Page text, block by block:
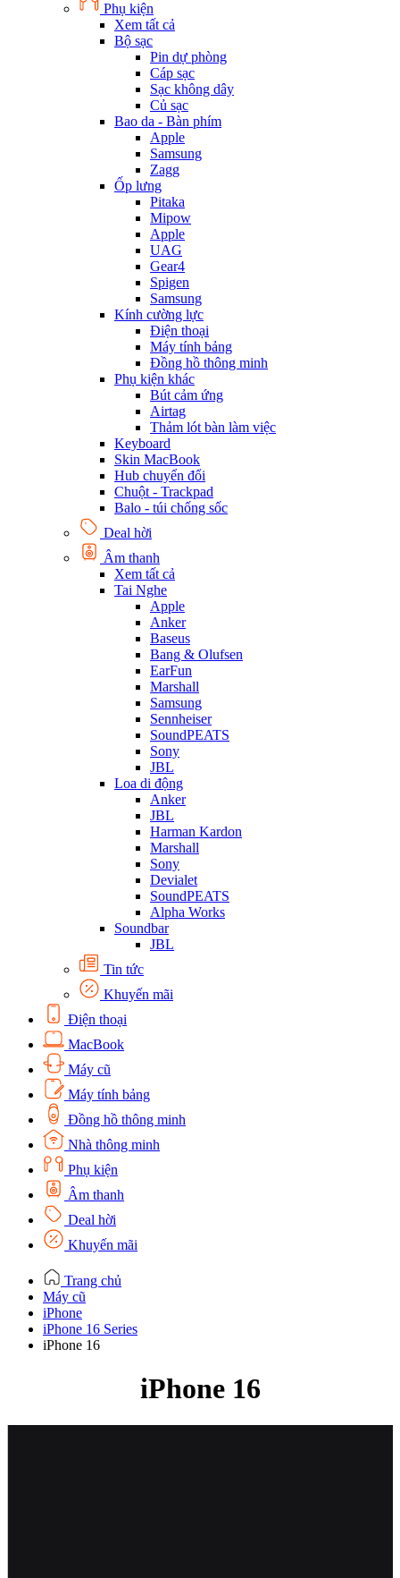
Phụ kiện
Xem tất cả
Bộ sạc
Pin dự phòng
Cáp sạc
Sạc không dây
Củ sạc
Bao da - Bàn phím
Apple
Samsung
Zagg
Ốp lưng
Pitaka
Mipow
Apple
UAG
Gear4
Spigen
Samsung
Kính cường lực
Điện thoại
Máy tính bảng
Đồng hồ thông minh
Phụ kiện khác
Bút cảm ứng
Airtag
Thảm lót bàn làm việc
Keyboard
Skin MacBook
Hub chuyển đổi
Chuột - Trackpad
Balo - túi chống sốc
Deal hời
Âm thanh
Xem tất cả
Tai Nghe
Apple
Anker
Baseus
Bang & Olufsen
EarFun
Marshall
Samsung
Sennheiser
SoundPEATS
Sony
JBL
Loa di động
Anker
JBL
Harman Kardon
Marshall
Sony
Devialet
SoundPEATS
Alpha Works
Soundbar
JBL
Tin tức
Khuyến mãi
Điện thoại
MacBook
Máy cũ
Máy tính bảng
Đồng hồ thông minh
Nhà thông minh
Phụ kiện
Âm thanh
Deal hời
Khuyến mãi
Trang chủ
Máy cũ
iPhone
iPhone 16 Series
iPhone 16
iPhone 16